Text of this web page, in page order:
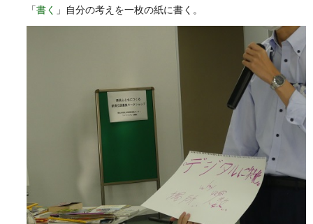
「書く 」自分の考えを一枚の紙に書く。